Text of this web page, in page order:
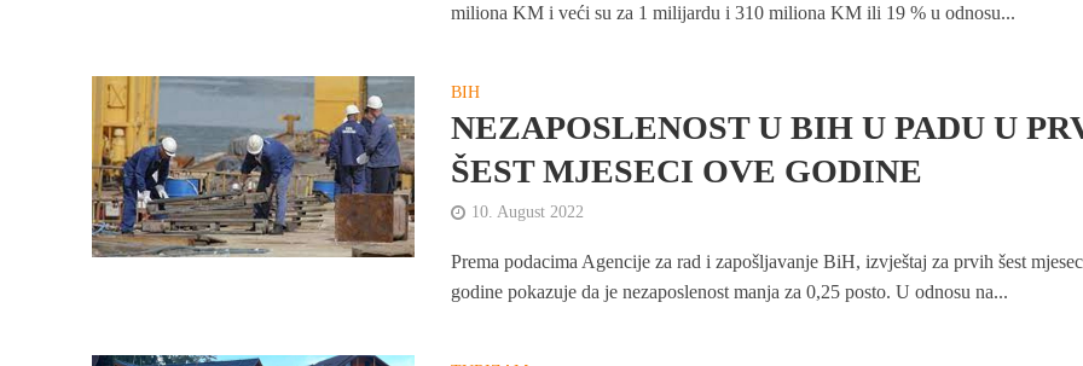
miliona KM i veći su za 1 milijardu i 310 miliona KM ili 19 % u odnosu...
BIH
NEZAPOSLENOST U BIH U PADU U
ŠEST MJESECI OVE GODINE
10. August 2022
Prema podacima Agencije za rad i zapošljavanje BiH, izvještaj za prvih šest
godine pokazuje da je nezaposlenost manja za 0,25 posto. U odnosu na...